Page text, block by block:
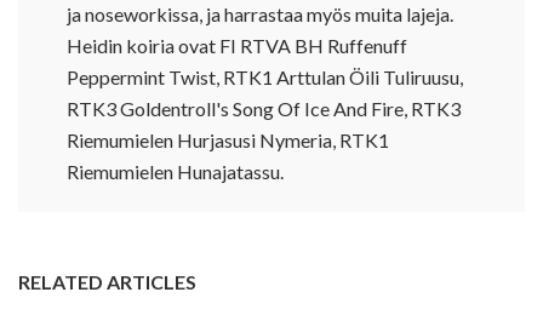
ja noseworkissa, ja harrastaa myös muita lajeja.
Heidin koiria ovat FI RTVA BH Ruffenuff
Peppermint Twist, RTK1 Arttulan Öili Tuliruusu,
RTK3 Goldentroll's Song Of Ice And Fire, RTK3
Riemumielen Hurjasusi Nymeria, RTK1
Riemumielen Hunajatassu.
RELATED ARTICLES